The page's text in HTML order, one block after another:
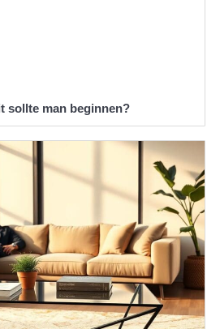
sollte man beginnen?